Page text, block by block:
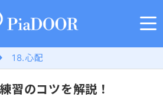
18.心配
習のコツを解説！